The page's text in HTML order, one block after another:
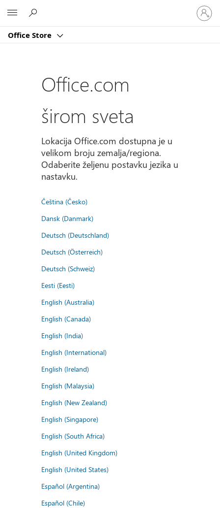
Office Store
Prijavite
se
na
Office.com
širom sveta
Lokacija Office.com dostupna je u
velikom broju zemalja/regiona.
Odaberite željenu postavku jezika u
nastavku.
Čeština (Česko)
Dansk (Danmark)
Deutsch (Deutschland)
Deutsch (Österreich)
Deutsch (Schweiz)
Eesti (Eesti)
English (Australia)
English (Canada)
English (India)
English (International)
English (Ireland)
English (Malaysia)
English (New Zealand)
English (Singapore)
English (South Africa)
English (United Kingdom)
English (United States)
Español (Argentina)
Español (Chile)